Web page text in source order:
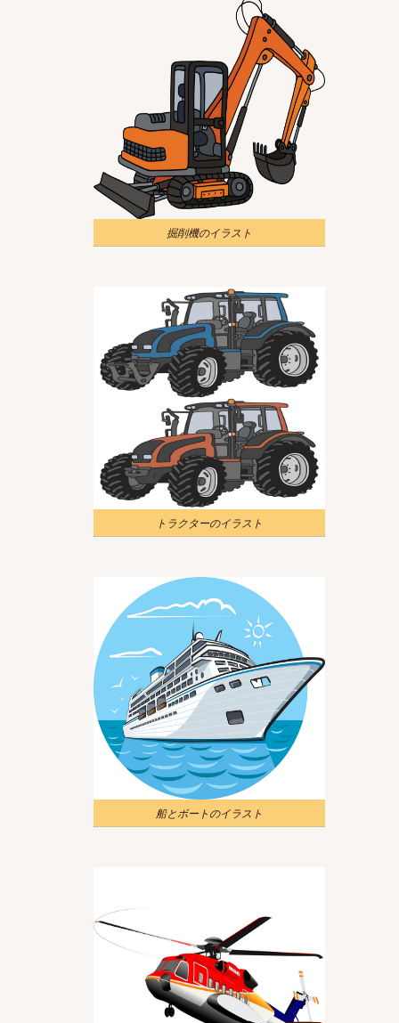
掘削機のイラスト
トラクターのイラスト
船とボートのイラスト